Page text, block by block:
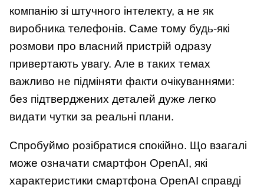
компанію зі штучного інтелекту, а не як
виробника телефонів. Саме тому будь-які
розмови про власний пристрій одразу
привертають увагу. Але в таких темах
важливо не підміняти факти очікуваннями:
без підтверджених деталей дуже легко
видати чутки за реальні плани.
Спробуймо розібратися спокійно. Що взагалі
може означати смартфон OpenAI, які
характеристики смартфона OpenAI справді